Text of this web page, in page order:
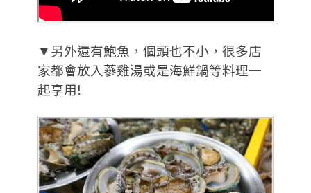
▼另外還有鮑魚，個頭也不小，很多店
家都會放入蔘雞湯或是海鮮鍋等料理一
起享用!